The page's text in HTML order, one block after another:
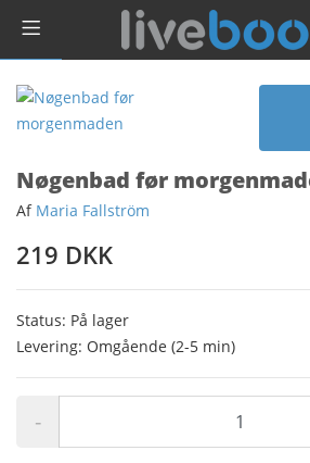
Nøgenbad før
Af Maria Fallström
219 DKK
Status: På lager
Levering: Omgående (2-5 min)
-